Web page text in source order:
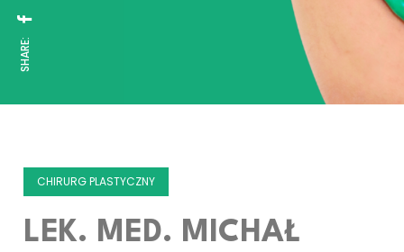
SHARE:
CHIRURG PLASTYCZNY
LEK. MED. MICHAŁ